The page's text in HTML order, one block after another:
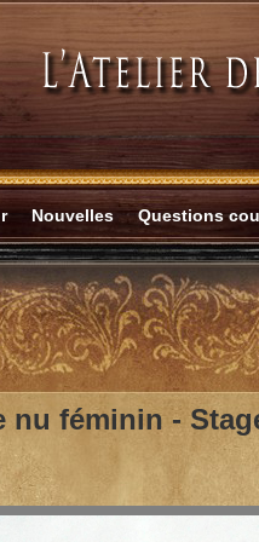
Nouvelles Questions
nu féminin -